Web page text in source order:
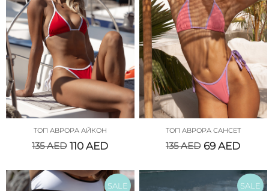
ТОП АВРОРА АЙКОН
135AED 110AED
ТОП АВРОРА САНСЕТ
135AED 69AED
SALE SALE